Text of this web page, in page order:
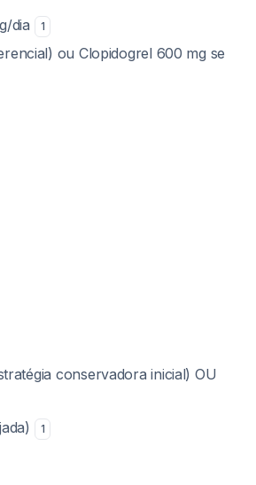
dia 1
ou Clopidogrel 600 mg se
conservadora inicial) OU
1